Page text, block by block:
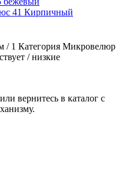
/ 1 Категория Микровелюр
/ низкие
вернитесь в каталог с